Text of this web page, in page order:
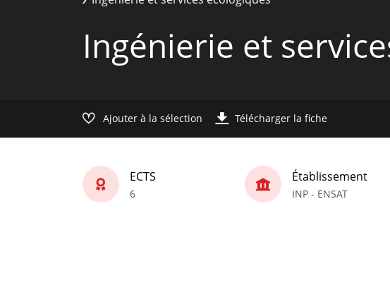
Ingénierie et
Ajouter à la sélection Télécharger la fiche
ECTS
6
Établissement
INP - ENSAT